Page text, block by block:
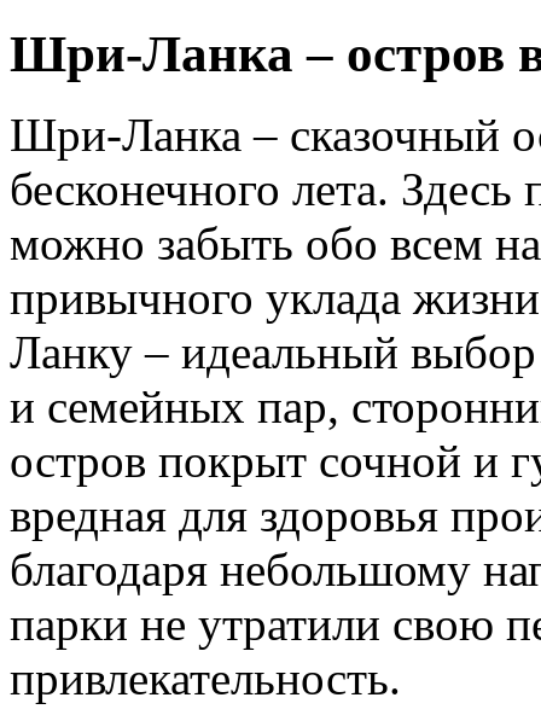
Шри-Ланка – остров
Шри-Ланка – сказочный
бесконечного лета.
можно забыть обо всем
привычного уклада
Ланку – идеальный
и семейных пар,
остров покрыт сочной и
вредная для здоровья
благодаря небольшому
парки не утратили свою
привлекательность.